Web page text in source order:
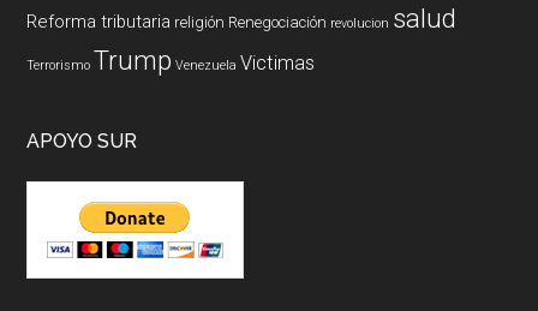
Reforma tributaria religión Renegociación revolucion salud
Terrorismo Trump Venezuela Victimas
APOYO SUR